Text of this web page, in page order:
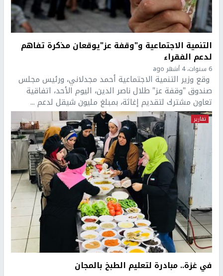
التنمية الاجتماعية و"وقفة عز"يوقعان مذكرة تفاهم
لدعم الفقراء
6 سنوات، 4 أشهر ago
وقع وزير التنمية الاجتماعية أحمد مجدلاني، ورئيس مجلس
صندوق "وقفة عز" طلال ناصر الدين، اليوم الأحد، اتفاقية
تعاون مشترك لتقديم إغاثة، بمبلغ مليون شيقل لدعم ...
تقارير
في غزة.. مبادرة لتعليم الطبخ بالمجان